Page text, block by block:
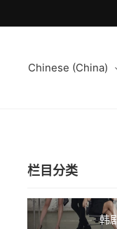
Chinese (China)
栏目分类
韩